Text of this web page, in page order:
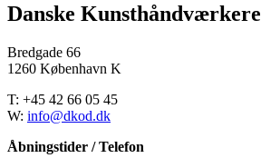
Danske
Bredgade 66
1260 København K
T: +45 42 66 05 45
W: info@dkod.dk
Åbningstider / Telefon